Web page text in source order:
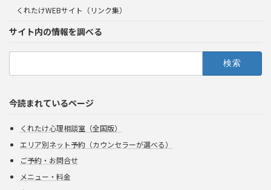
くれたけWEBサイト（リンク集）
サイト内の情報を調べる
検
今読まれているページ
くれたけ心理相談室（全国版）
エリア別ネット予約（カウンセラーが選べる）
ご予約・お問合せ
メニュー・料金